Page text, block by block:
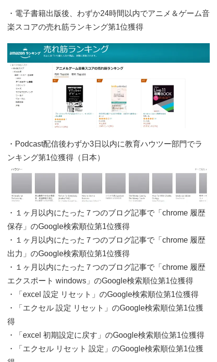
・電子書籍出版後、わずか24時間以内でアニメ＆ゲーム音
楽スコアの売れ筋ランキング第1位獲得
・Podcast配信後わずか3日以内に教育ハウツー部門でラ
ンキング第1位獲得（日本）
・１ヶ月以内にたった７つのブログ記事で「chrome 履歴
保存」のGoogle検索順位第1位獲得
・１ヶ月以内にたった７つのブログ記事で「chrome 履歴
出力」のGoogle検索順位第1位獲得
・１ヶ月以内にたった７つのブログ記事で「chrome 履歴
エクスポート windows」のGoogle検索順位第1位獲得
・「excel 設定 リセット」のGoogle検索順位第1位獲得
・「エクセル 設定 リセット」のGoogle検索順位第1位獲
得
・「excel 初期設定に戻す」のGoogle検索順位第1位獲得
・「エクセル リセット 設定」のGoogle検索順位第1位獲